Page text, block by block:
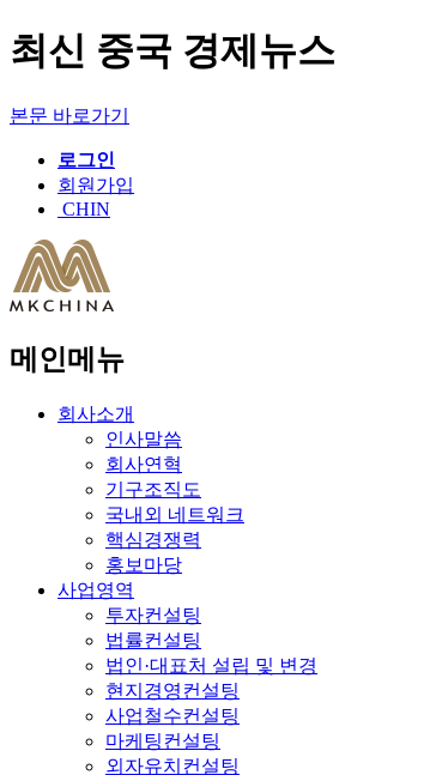
최신 중국 경제뉴스
본문 바로가기
로그인
회원가입
CHIN
메인메뉴
회사소개
인사말씀
회사연혁
기구조직도
국내외 네트워크
핵심경쟁력
홍보마당
사업영역
투자컨설팅
법률컨설팅
법인·대표처 설립 및 변경
현지경영컨설팅
사업철수컨설팅
마케팅컨설팅
외자유치컨설팅